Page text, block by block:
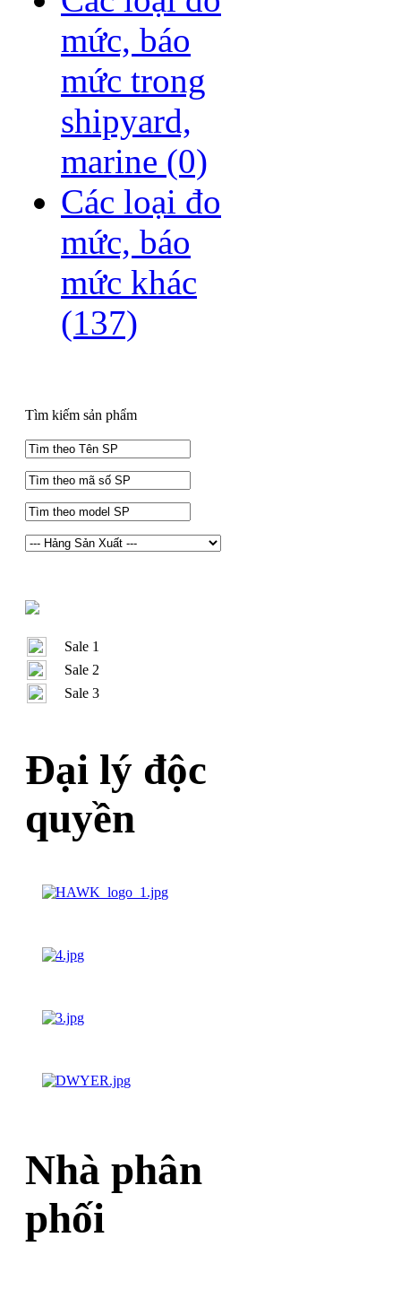
mức, báo
mức trong
shipyard,
marine (0)
Các loại đo
mức, báo
mức khác
(137)
Tìm kiếm sản phẩm
Sale 1
Sale 2
Sale 3
Đại lý độc
quyền
Nhà phân
phối